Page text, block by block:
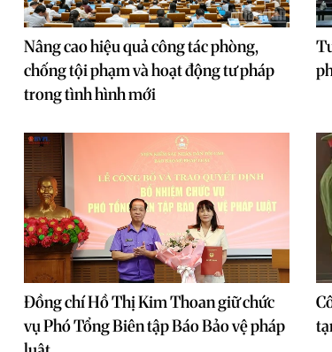
Nâng cao hiệu quả công tác phòng,
chống tội phạm và hoạt động tư pháp
trong tình hình mới
Đồng chí Hồ Thị Kim Thoan giữ chức
vụ Phó Tổng Biên tập Báo Bảo vệ pháp